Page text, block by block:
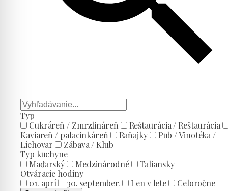
Typ
Cukráreň / Zmrzlináreň
Reštaurácia / Reštaurácia
Kaviareň / palacinkáreň
Raňajky
Pub / Vinotéka /
Liehovar
Zábava / Klub
Typ kuchyne
Maďarský
Medzinárodné
Taliansky
Otváracie hodiny
01. apríl - 30. september.
Len v lete Celoročne